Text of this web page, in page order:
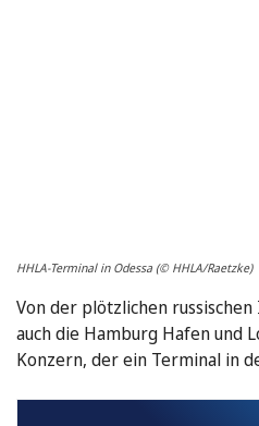
HHLA-Terminal in Odessa (© HHLA/Raetzke)
Von der plötzlichen
auch die Hamburg Hafen und
Konzern, der ein Terminal in